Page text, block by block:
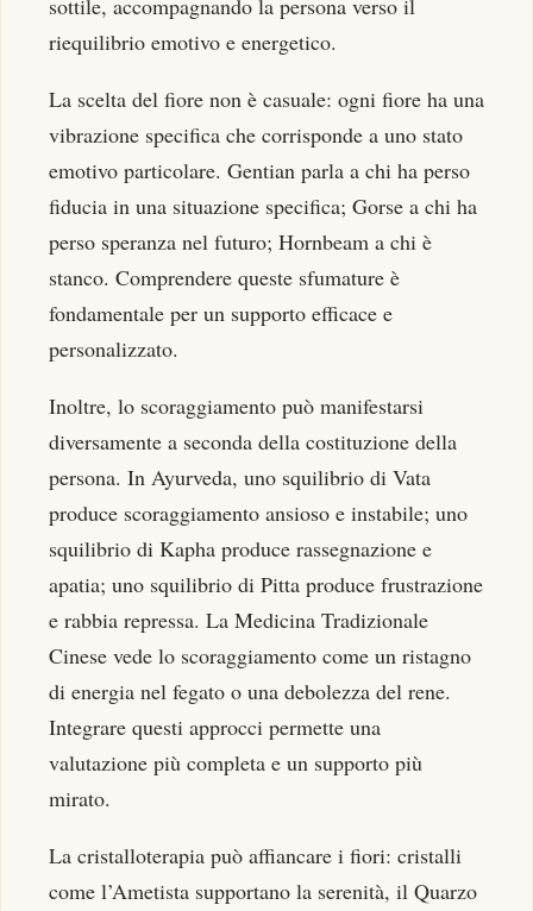
sottile, accompagnando la persona verso il
riequilibrio emotivo e energetico.
La scelta del fiore non è casuale: ogni fiore ha una
vibrazione specifica che corrisponde a uno stato
emotivo particolare. Gentian parla a chi ha perso
fiducia in una situazione specifica; Gorse a chi ha
perso speranza nel futuro; Hornbeam a chi è
stanco. Comprendere queste sfumature è
fondamentale per un supporto efficace e
personalizzato.
Inoltre, lo scoraggiamento può manifestarsi
diversamente a seconda della costituzione della
persona. In Ayurveda, uno squilibrio di Vata
produce scoraggiamento ansioso e instabile; uno
squilibrio di Kapha produce rassegnazione e
apatia; uno squilibrio di Pitta produce frustrazione
e rabbia repressa. La Medicina Tradizionale
Cinese vede lo scoraggiamento come un ristagno
di energia nel fegato o una debolezza del rene.
Integrare questi approcci permette una
valutazione più completa e un supporto più
mirato.
La cristalloterapia può affiancare i fiori: cristalli
come l’Ametista supportano la serenità, il Quarzo